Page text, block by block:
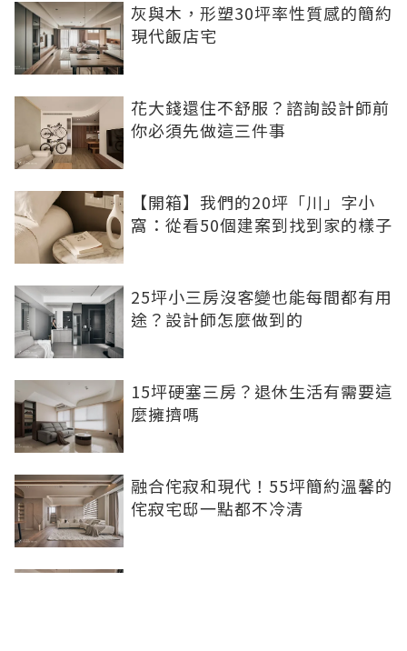
灰與木，形塑30坪率性質感的簡約
現代飯店宅
花大錢還住不舒服？諮詢設計師前
你必須先做這三件事
【開箱】我們的20坪「川」字小
窩：從看50個建案到找到家的樣子
25坪小三房沒客變也能每間都有用
途？設計師怎麼做到的
15坪硬塞三房？退休生活有需要這
麼擁擠嗎
融合侘寂和現代！55坪簡約溫馨的
侘寂宅邸一點都不冷清